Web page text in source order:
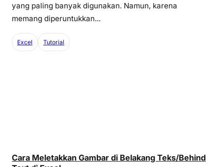
yang paling banyak digunakan. Namun, karena
memang diperuntukkan...
Excel Tutorial
Cara Meletakkan Gambar di Belakang Teks/Behind